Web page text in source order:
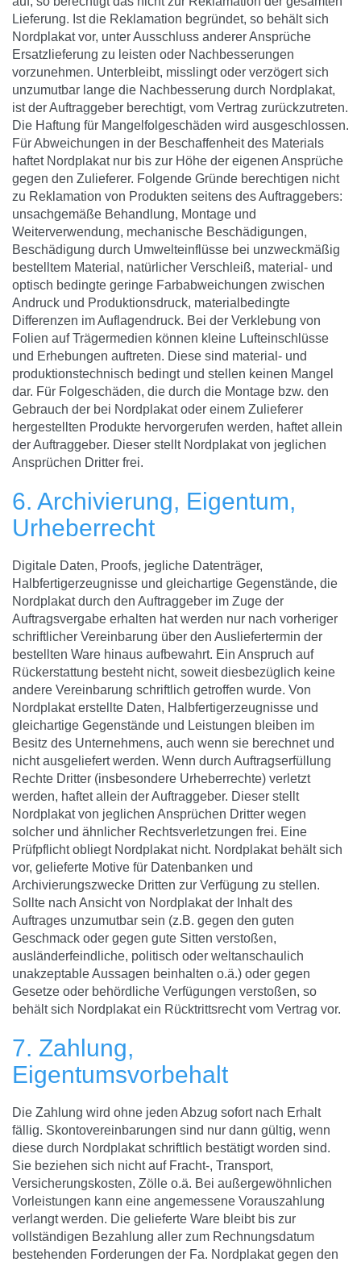
Lieferung. Ist die Reklamation begründet, so behält sich
Nordplakat vor, unter Ausschluss anderer Ansprüche
Ersatzlieferung zu leisten oder Nachbesserungen
vorzunehmen. Unterbleibt, misslingt oder verzögert sich
unzumutbar lange die Nachbesserung durch Nordplakat,
ist der Auftraggeber berechtigt, vom Vertrag zurückzutreten.
Die Haftung für Mangelfolgeschäden wird ausgeschlossen.
Für Abweichungen in der Beschaffenheit des Materials
haftet Nordplakat nur bis zur Höhe der eigenen Ansprüche
gegen den Zulieferer. Folgende Gründe berechtigen nicht
zu Reklamation von Produkten seitens des Auftraggebers:
unsachgemäße Behandlung, Montage und
Weiterverwendung, mechanische Beschädigungen,
Beschädigung durch Umwelteinflüsse bei unzweckmäßig
bestelltem Material, natürlicher Verschleiß, material- und
optisch bedingte geringe Farbabweichungen zwischen
Andruck und Produktionsdruck, materialbedingte
Differenzen im Auflagendruck. Bei der Verklebung von
Folien auf Trägermedien können kleine Lufteinschlüsse
und Erhebungen auftreten. Diese sind material- und
produktionstechnisch bedingt und stellen keinen Mangel
dar. Für Folgeschäden, die durch die Montage bzw. den
Gebrauch der bei Nordplakat oder einem Zulieferer
hergestellten Produkte hervorgerufen werden, haftet allein
der Auftraggeber. Dieser stellt Nordplakat von jeglichen
Ansprüchen Dritter frei.
6. Archivierung, Eigentum,
Urheberrecht
Digitale Daten, Proofs, jegliche Datenträger,
Halbfertigerzeugnisse und gleichartige Gegenstände, die
Nordplakat durch den Auftraggeber im Zuge der
Auftragsvergabe erhalten hat werden nur nach vorheriger
schriftlicher Vereinbarung über den Ausliefertermin der
bestellten Ware hinaus aufbewahrt. Ein Anspruch auf
Rückerstattung besteht nicht, soweit diesbezüglich keine
andere Vereinbarung schriftlich getroffen wurde. Von
Nordplakat erstellte Daten, Halbfertigerzeugnisse und
gleichartige Gegenstände und Leistungen bleiben im
Besitz des Unternehmens, auch wenn sie berechnet und
nicht ausgeliefert werden. Wenn durch Auftragserfüllung
Rechte Dritter (insbesondere Urheberrechte) verletzt
werden, haftet allein der Auftraggeber. Dieser stellt
Nordplakat von jeglichen Ansprüchen Dritter wegen
solcher und ähnlicher Rechtsverletzungen frei. Eine
Prüfpflicht obliegt Nordplakat nicht. Nordplakat behält sich
vor, gelieferte Motive für Datenbanken und
Archivierungszwecke Dritten zur Verfügung zu stellen.
Sollte nach Ansicht von Nordplakat der Inhalt des
Auftrages unzumutbar sein (z.B. gegen den guten
Geschmack oder gegen gute Sitten verstoßen,
ausländerfeindliche, politisch oder weltanschaulich
unakzeptable Aussagen beinhalten o.ä.) oder gegen
Gesetze oder behördliche Verfügungen verstoßen, so
behält sich Nordplakat ein Rücktrittsrecht vom Vertrag vor.
7. Zahlung,
Eigentumsvorbehalt
Die Zahlung wird ohne jeden Abzug sofort nach Erhalt
fällig. Skontovereinbarungen sind nur dann gültig, wenn
diese durch Nordplakat schriftlich bestätigt worden sind.
Sie beziehen sich nicht auf Fracht-, Transport,
Versicherungskosten, Zölle o.ä. Bei außergewöhnlichen
Vorleistungen kann eine angemessene Vorauszahlung
verlangt werden. Die gelieferte Ware bleibt bis zur
vollständigen Bezahlung aller zum Rechnungsdatum
bestehenden Forderungen der Fa. Nordplakat gegen den